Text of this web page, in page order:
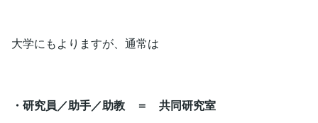
大学にもよりますが、通常は
・研究員／助手／助教 ＝ 共同研究室